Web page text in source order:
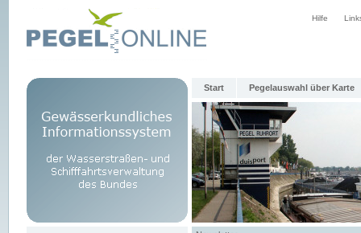
Hilfe
Start Pegelauswahl über Karte